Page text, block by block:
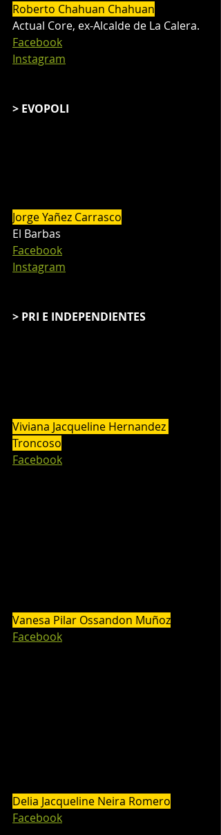
Roberto Chahuan Chahuan
Actual Core, ex-Alcalde de La Calera.
Facebook
Instagram
> EVOPOLI
Jorge Yañez Carrasco
El Barbas
Facebook
Instagram
> PRI E INDEPENDIENTES
Viviana Jacqueline Hernandez
Troncoso
Facebook
Vanesa Pilar Ossandon Muñoz
Facebook
Delia Jacqueline Neira Romero
Facebook